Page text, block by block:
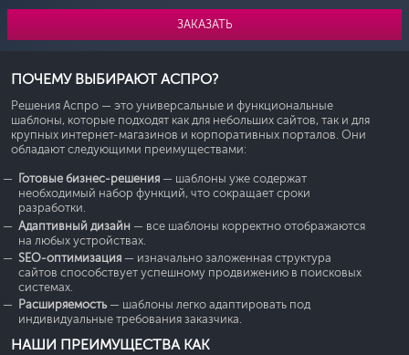
ЗАКАЗАТЬ
ПОЧЕМУ ВЫБИРАЮТ АСПРО?
Решения Аспро — это универсальные и функциональные
шаблоны, которые подходят как для небольших сайтов, так и для
крупных интернет-магазинов и корпоративных порталов. Они
обладают следующими преимуществами:
Готовые бизнес-решения — шаблоны уже содержат
необходимый набор функций, что сокращает сроки
разработки.
Адаптивный дизайн — все шаблоны корректно отображаются
на любых устройствах.
SEO-оптимизация — изначально заложенная структура
сайтов способствует успешному продвижению в поисковых
системах.
Расширяемость — шаблоны легко адаптировать под
индивидуальные требования заказчика.
НАШИ ПРЕИМУЩЕСТВА КАК